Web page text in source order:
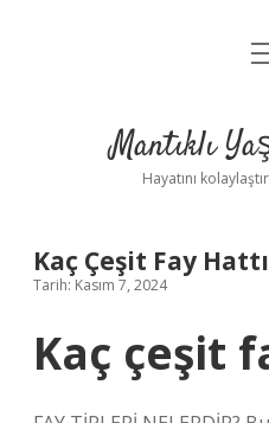
Yasal
Mantıklı
Hayatını
Kaç Çeşit Fay
Tarih: Kasım 7, 2024
Kaç çeşit